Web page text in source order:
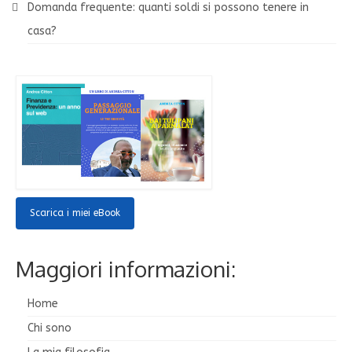
Domanda frequente: quanti soldi si possono tenere in
casa?
Scarica i miei eBook
Maggiori informazioni:
Home
Chi sono